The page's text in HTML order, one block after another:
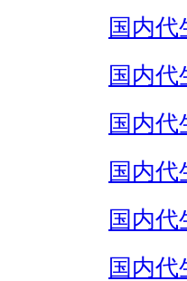
国内代
国内
国内代
国内代
国内代
国内代